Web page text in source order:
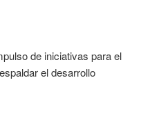
de iniciativas para el
el desarrollo